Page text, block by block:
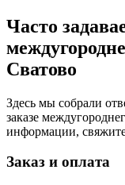
Часто
Сватово
Здесь мы собрали
заказе
информации,
Заказ и оплата